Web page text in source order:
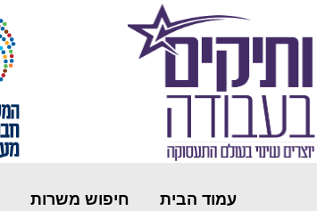
עמוד הבית חיפוש משרות